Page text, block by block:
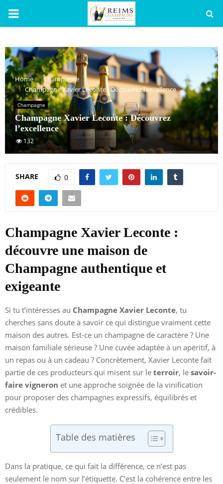
PRIMARY
Home
Champagne
Champagne Xavier Leconte : Découvrez l’excellence
Champagne
Champagne Xavier Leconte : Découvrez
l’excellence
132
SHARE 0
Champagne Xavier Leconte :
découvre une maison de
Champagne authentique et
exigeante
Si tu t’intéresses au Champagne Xavier Leconte, tu
cherches sans doute à savoir ce qui distingue vraiment cette
maison des autres. Est-ce un champagne de caractère ? Une
maison familiale sérieuse ? Une cuvée adaptée à un apéritif, à
un repas ou à un cadeau ? Concrètement, Xavier Leconte fait
partie de ces producteurs qui misent sur le terroir, le savoir-
faire vigneron et une approche soignée de la vinification
pour proposer des champagnes expressifs, équilibrés et
crédibles.
Table des matières
Dans la pratique, ce qui fait la différence, ce n’est pas
seulement le nom sur l’étiquette. C’est la cohérence entre les